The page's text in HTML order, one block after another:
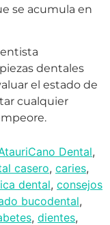
se acumula en
dentales
el estado de
cualquier
Dental,
casero, caries,
dental, consejos
bucodental,
, dientes,